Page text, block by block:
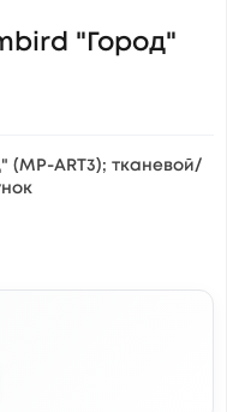
"Город"
ART3); тканевой/